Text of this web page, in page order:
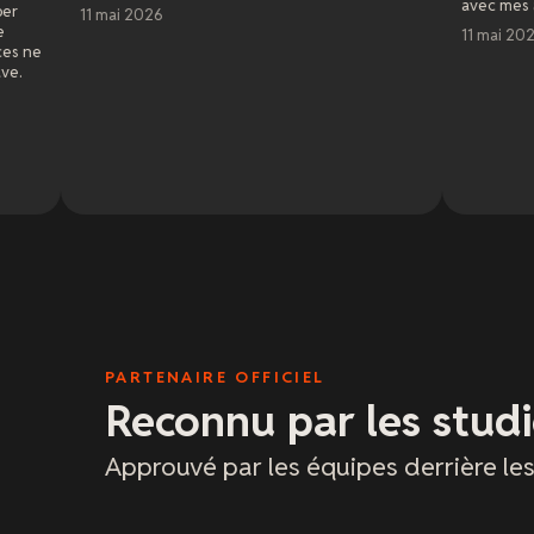
avec mes amis. Super service
PARTENAIRE OFFICIEL
Reconnu par les
Approuvé par les équipes derrière